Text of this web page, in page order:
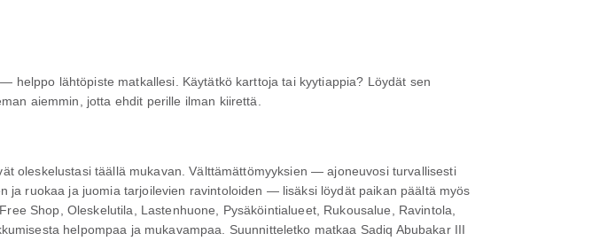
helppo lähtöpiste matkallesi. Käytätkö karttoja tai kyytiappia? Löydät sen
aiemmin, jotta ehdit perille ilman kiirettä.
oleskelustasi täällä mukavan. Välttämättömyyksien — ajoneuvosi turvallisesti
ja ruokaa ja juomia tarjoilevien ravintoloiden — lisäksi löydät paikan päältä myös
Shop, Oleskelutila, Lastenhuone, Pysäköintialueet, Rukousalue, Ravintola,
helpompaa ja mukavampaa. Suunnitteletko matkaa Sadiq Abubakar III